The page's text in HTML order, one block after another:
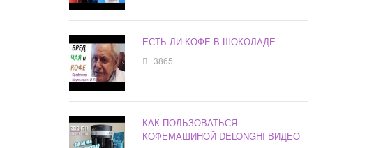
ЕСТЬ ЛИ КОФЕ В ШОКОЛАДЕ
3865
КАК ПОЛЬЗОВАТЬСЯ
КОФЕМАШИНОЙ DELONGHI ВИДЕО